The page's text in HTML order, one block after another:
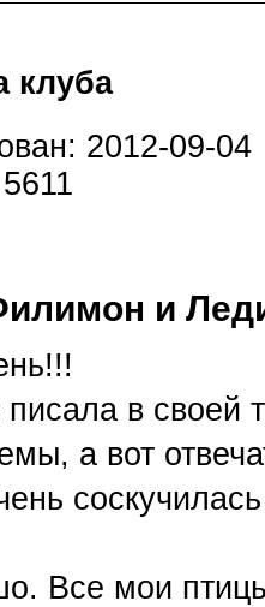
клуба
2012-09-04
и
в
а вот
Все мои